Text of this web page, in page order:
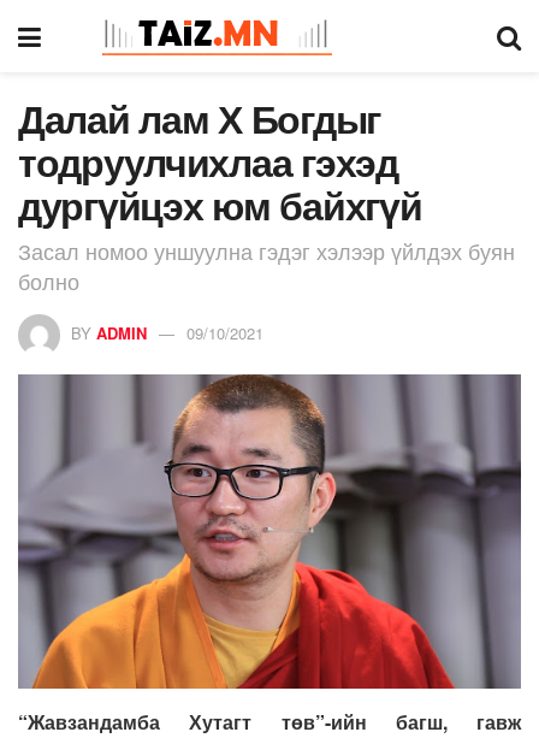
Далай лам Х Богдыг
тодруулчихлаа гэхэд
дургүйцэх юм байхгүй
Засал номоо уншуулна гэдэг хэлээр үйлдэх буян
болно
BY ADMIN 09/10/2021
“Жавзандамба Хутагт төв”-ийн багш, гавж